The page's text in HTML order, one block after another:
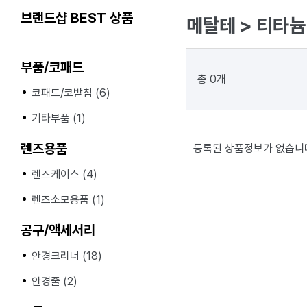
브랜드샵 BEST 상품
부품/코패드
코패드/코받침 (6)
기타부품 (1)
렌즈용품
렌즈케이스 (4)
렌즈소모용품 (1)
공구/액세서리
안경크리너 (18)
안경줄 (2)
메탈테 > 티타늄
총 0개
등록된 상품정보가 없습니